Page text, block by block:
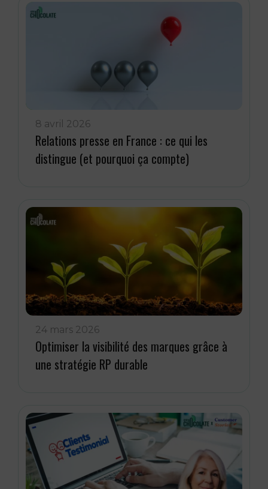
8 avril 2026
Relations presse en France : ce qui les
distingue (et pourquoi ça compte)
24 mars 2026
Optimiser la visibilité des marques grâce à
une stratégie RP durable